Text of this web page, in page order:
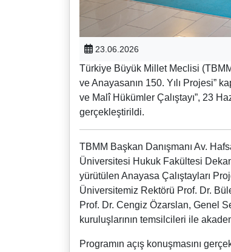
23.06.2026
Türkiye Büyük Millet Meclisi
ve Anayasanın 150. Yılı Projesi”
ve Malî Hükümler Çalıştayı”, 23
gerçekleştirildi.
TBMM Başkan Danışmanı Av.
Üniversitesi Hukuk Fakültesi
yürütülen Anayasa Çalıştayları
Üniversitemiz Rektörü Prof. Dr.
Prof. Dr. Cengiz Özarslan, Genel
kuruluşlarının temsilcileri ile
Programın açış konuşmasını